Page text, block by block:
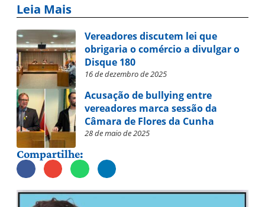
Leia Mais
Vereadores discutem lei que
obrigaria o comércio a divulgar o
Disque 180
16 de dezembro de 2025
Acusação de bullying entre
vereadores marca sessão da
Câmara de Flores da Cunha
28 de maio de 2025
Compartilhe: